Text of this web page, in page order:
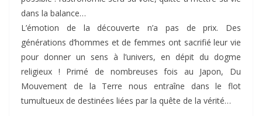
dans la balance…
L’émotion de la découverte n’a pas de prix. Des
générations d’hommes et de femmes ont sacrifié leur vie
pour donner un sens à l’univers, en dépit du dogme
religieux ! Primé de nombreuses fois au Japon, Du
Mouvement de la Terre nous entraîne dans le flot
tumultueux de destinées liées par la quête de la vérité…